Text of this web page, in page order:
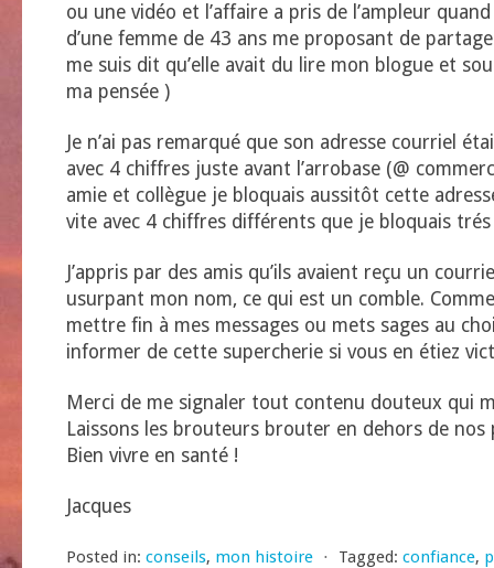
ou une vidéo et l’affaire a pris de l’ampleur
d’une femme de 43 ans me proposant de
me suis dit qu’elle avait du lire mon blogue et
ma pensée )
Je n’ai pas remarqué que son adresse courriel
avec 4 chiffres juste avant l’arrobase (@
amie et collègue je bloquais aussitôt cette
vite avec 4 chiffres différents que je bloquais
J’appris par des amis qu’ils avaient reçu un
usurpant mon nom, ce qui est un comble.
mettre fin à mes messages ou mets sages au
informer de cette supercherie si vous en étiez
Merci de me signaler tout contenu douteux qui
Laissons les brouteurs brouter en dehors de
Bien vivre en santé !
Jacques
Posted in: conseils, mon histoire ⋅ Tagged: confiance,